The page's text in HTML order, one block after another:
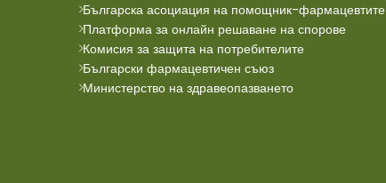
Българска асоциация на помощник-фармацевтите
Платформа за онлайн решаване на спорове
Комисия за защита на потребителите
Български фармацевтичен съюз
Министерство на здравеопазването